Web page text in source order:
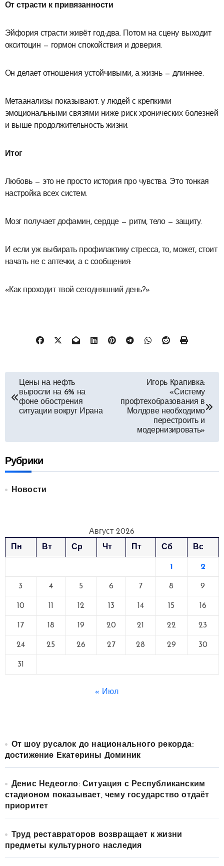
От страсти к привязанности
Эйфория страсти живёт год-два. Потом на сцену выходит
окситоцин — гормон спокойствия и доверия.
Он делает отношения устойчивыми, а жизнь — длиннее.
Метаанализы показывают: у людей с крепкими
эмоциональными связями ниже риск хронических болезней
и выше продолжительность жизни.
Итог
Любовь — это не просто история про чувства. Это тонкая
настройка всех систем.
Мозг получает дофамин, сердце — ритм, тело — защиту.
И если уж выбирать профилактику стресса, то, может, стоит
начать не с аптечки, а с сообщения:
«Как проходит твой сегодняшний день?»
Навигация
по
записям
Цены на нефть
выросли на 6% на
фоне обострения
ситуации вокруг Ирана
Игорь Крапивка:
«Систему
профтехобразования в
Молдове необходимо
перестроить и
модернизировать»
Рубрики
Новости
Август 2026
Пн
Вт Ср Чт Пт Сб Вс
1 2
3 4 5 6 7 8 9
10 11 12 13 14 15 16
17 18 19 20 21 22 23
24 25 26 27 28 29 30
31
« Июл
От шоу русалок до национального рекорда:
достижение Екатерины Доминик
Денис Недеогло: Ситуация с Республиканским
стадионом показывает, чему государство отдаёт
приоритет
Труд реставраторов возвращает к жизни
предметы культурного наследия